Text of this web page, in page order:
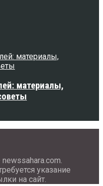
материалы,
указание
на сайт.